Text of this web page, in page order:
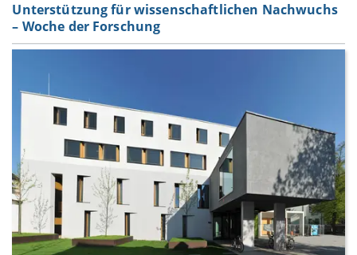
Unterstützung für wissenschaftlichen Nachwuchs
– Woche der Forschung